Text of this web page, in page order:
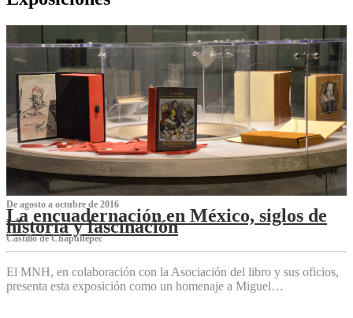
De agosto a octubre de 2016
La encuadernación en México, siglos de
historia y fascinación
Castillo de Chapultepec
El MNH, en colaboración con la Asociación del libro y sus oficios,
presenta esta exposición como un homenaje a Miguel…